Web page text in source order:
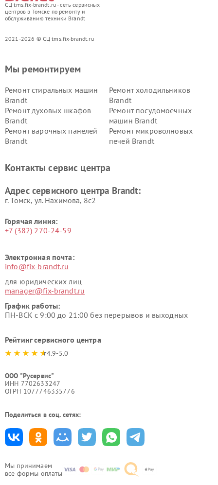
СЦ tms.fix-brandt.ru - сеть сервисных
центров в Томске по ремонту и
обслуживанию техники Brandt
2021-2026 © СЦ tms.fix-brandt.ru
Мы принимаем
все формы оплаты
Мы ремонтируем
Ремонт стиральных машин
Brandt
Ремонт холодильников
Brandt
Ремонт духовых шкафов
Brandt
Ремонт посудомоечных
машин Brandt
Ремонт варочных панелей
Brandt
Ремонт микроволновых
печей Brandt
Контакты сервис центра
Адрес сервисного центра Brandt:
г. Томск, ул. Нахимова, 8с2
Горячая линия:
+7 (382) 270-24-59
Электронная почта:
info@fix-brandt.ru
для юридических лиц
manager@fix-brandt.ru
График работы:
ПН-ВСК с 9:00 до 21:00 без перерывов и выходных
Рейтинг сервисного центра
4.9-5.0
ООО "Русервис"
ИНН 7702633247
ОГРН 1077746335776
Поделиться в соц. сетях: